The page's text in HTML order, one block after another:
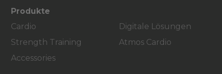
Produkte
Cardio
Strength Training
Accessories
Digitale Lösungen
Atmos Cardio